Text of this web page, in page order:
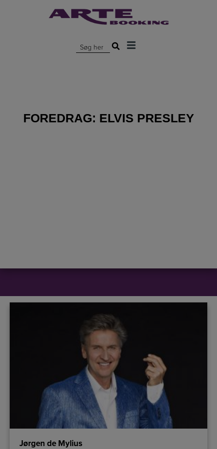
Søg efter:
FOREDRAG: ELVIS PRESLEY
Jørgen de Mylius